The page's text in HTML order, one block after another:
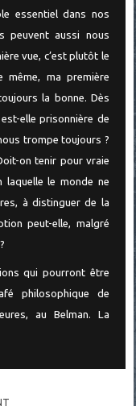
essentiel dans nos
peuvent aussi nous
vue, c’est plutôt le
ma première
la bonne. Dès
elle prisonnière de
trompe toujours ?
on tenir pour vraie
laquelle le monde ne
à distinguer de la
peut-elle, malgré
qui pourront être
philosophique de
au Belman. La